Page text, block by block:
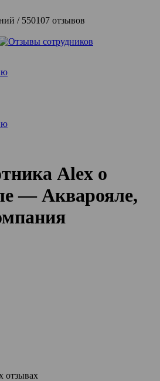
223641 компаний / 550107 отзывов
Alex о
— Акварояле,
отзывах